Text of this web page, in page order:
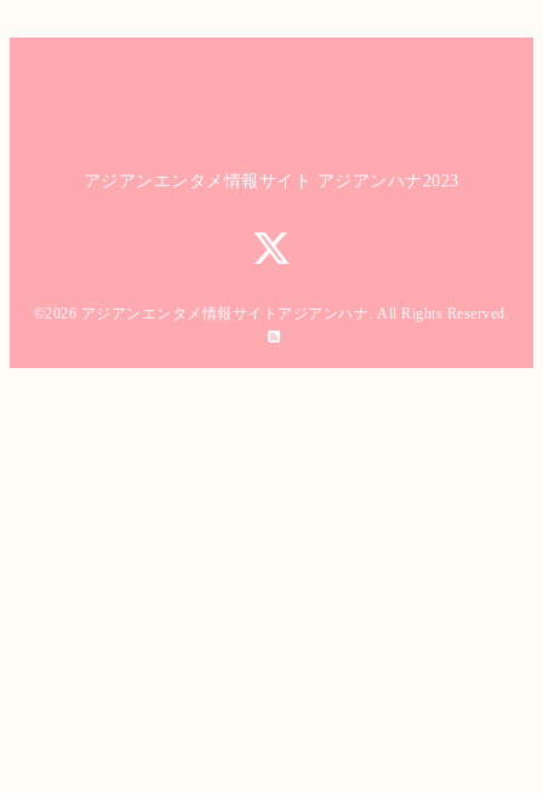
アジアンエンタメ情報サイト アジアンハナ2023
©2026 アジアンエンタメ情報サイトアジアンハナ. All Rights Reserved.